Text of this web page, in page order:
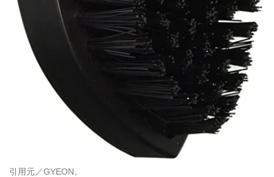
引用元／GYEON。